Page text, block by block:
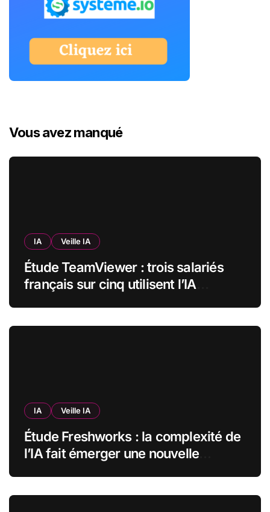
Vous avez manqué
IA Veille IA
Étude TeamViewer : trois salariés
français sur cinq utilisent l’IA
IA Veille IA
Étude Freshworks : la complexité de
l’IA fait émerger une nouvelle